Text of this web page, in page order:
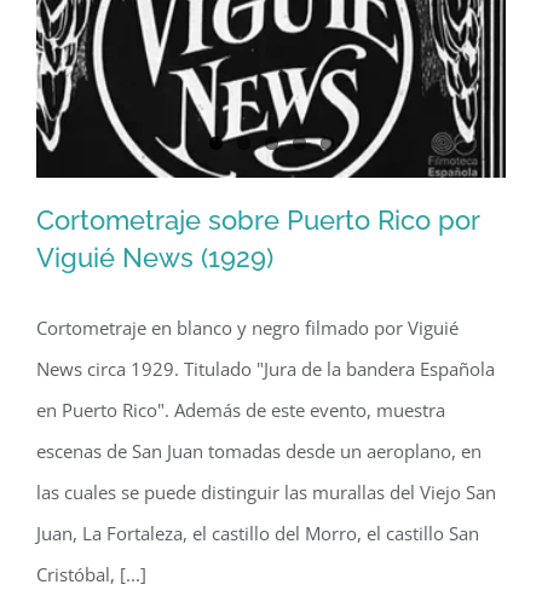
Promise”
(1965)
Cortometraje sobre Puerto Rico por
Viguié News (1929)
Cortometraje sobre Puerto Rico por
Viguié News (1929)
Cortometraje en blanco y negro filmado por Viguié
News circa 1929. Titulado "Jura de la bandera Española
en Puerto Rico". Además de este evento, muestra
escenas de San Juan tomadas desde un aeroplano, en
las cuales se puede distinguir las murallas del Viejo San
Juan, La Fortaleza, el castillo del Morro, el castillo San
Cristóbal, [...]